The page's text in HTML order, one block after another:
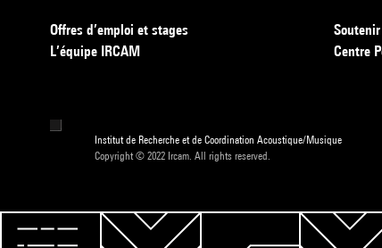
Offres d’emploi et stages
L’équipe IRCAM
Centre
Institut de Recherche et de Coordination Acoustique/Musique
Copyright © 2022 Ircam. All rights reserved.